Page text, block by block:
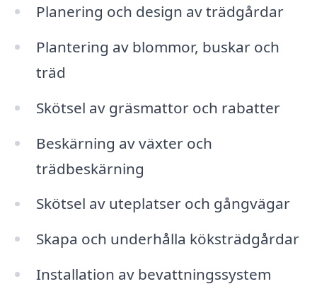
Planering och design av trädgårdar
Plantering av blommor, buskar och
träd
Skötsel av gräsmattor och rabatter
Beskärning av växter och
trädbeskärning
Skötsel av uteplatser och gångvägar
Skapa och underhålla köksträdgårdar
Installation av bevattningssystem